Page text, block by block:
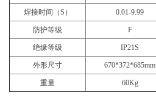
焊接时间（S） 0.01-9.99
防护等级 F
绝缘等级 IP21S
外形尺寸 670*372*685mm
重量 60Kg